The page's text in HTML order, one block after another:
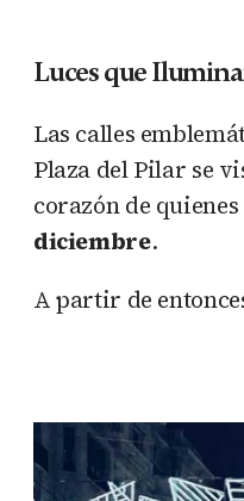
Luces que
Las calles
Plaza del Pilar se
corazón de
diciembre.
A partir de